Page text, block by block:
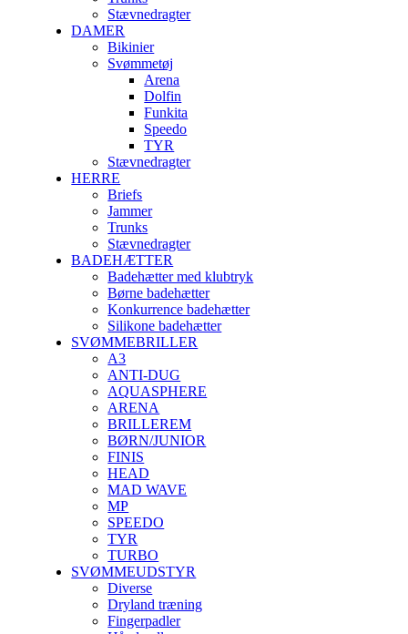
Stævnedragter
DAMER
Bikinier
Svømmetøj
Arena
Dolfin
Funkita
Speedo
TYR
Stævnedragter
HERRE
Briefs
Jammer
Trunks
Stævnedragter
BADEHÆTTER
Badehætter med klubtryk
Børne badehætter
Konkurrence badehætter
Silikone badehætter
SVØMMEBRILLER
A3
ANTI-DUG
AQUASPHERE
ARENA
BRILLEREM
BØRN/JUNIOR
FINIS
HEAD
MAD WAVE
MP
SPEEDO
TYR
TURBO
SVØMMEUDSTYR
Diverse
Dryland træning
Fingerpadler